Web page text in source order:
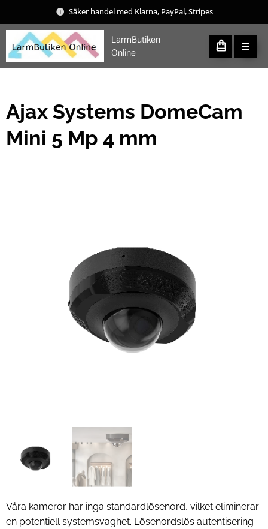
Säker handel med Klarna, PayPal, Stripes
LarmButiken
Online
Ajax Systems DomeCam
Mini 5 Mp 4 mm
Våra kameror har inga standardlösenord, vilket eliminerar
en potentiell systemsvaghet. Lösenordslös autentisering